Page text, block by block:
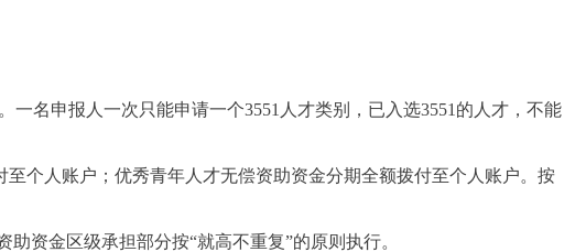
名申报人一次只能申请一个3551人才类别，已入选3551的人才，不能
个人账户；优秀青年人才无偿资助资金分期全额拨付至个人账户。按
资金区级承担部分按“就高不重复”的原则执行。